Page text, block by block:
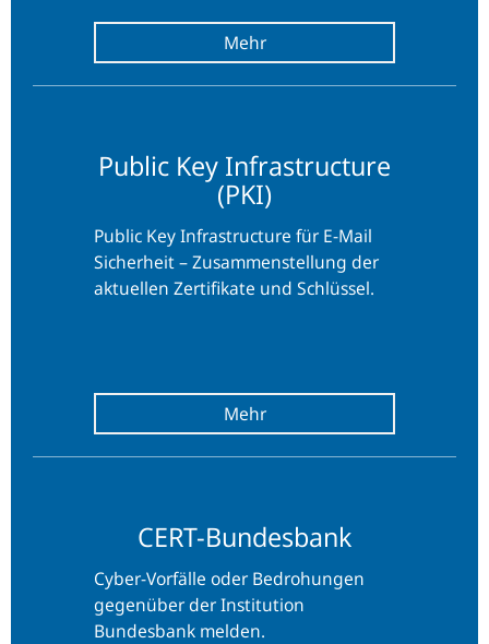
Public Key Infrastructure
(PKI)
Public Key Infrastructure für E-Mail
Sicherheit – Zusammenstellung der
aktuellen Zertifikate und Schlüssel.
Key
Infrastructure
CERT-Bundesbank
Cyber-Vorfälle oder Bedrohungen
gegenüber der Institution
Bundesbank melden.
Bundesbank